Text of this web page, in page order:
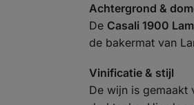
Achtergrond &
De Casali 1900
de bakermat van
Vinificatie & stijl
De wijn is gemaakt